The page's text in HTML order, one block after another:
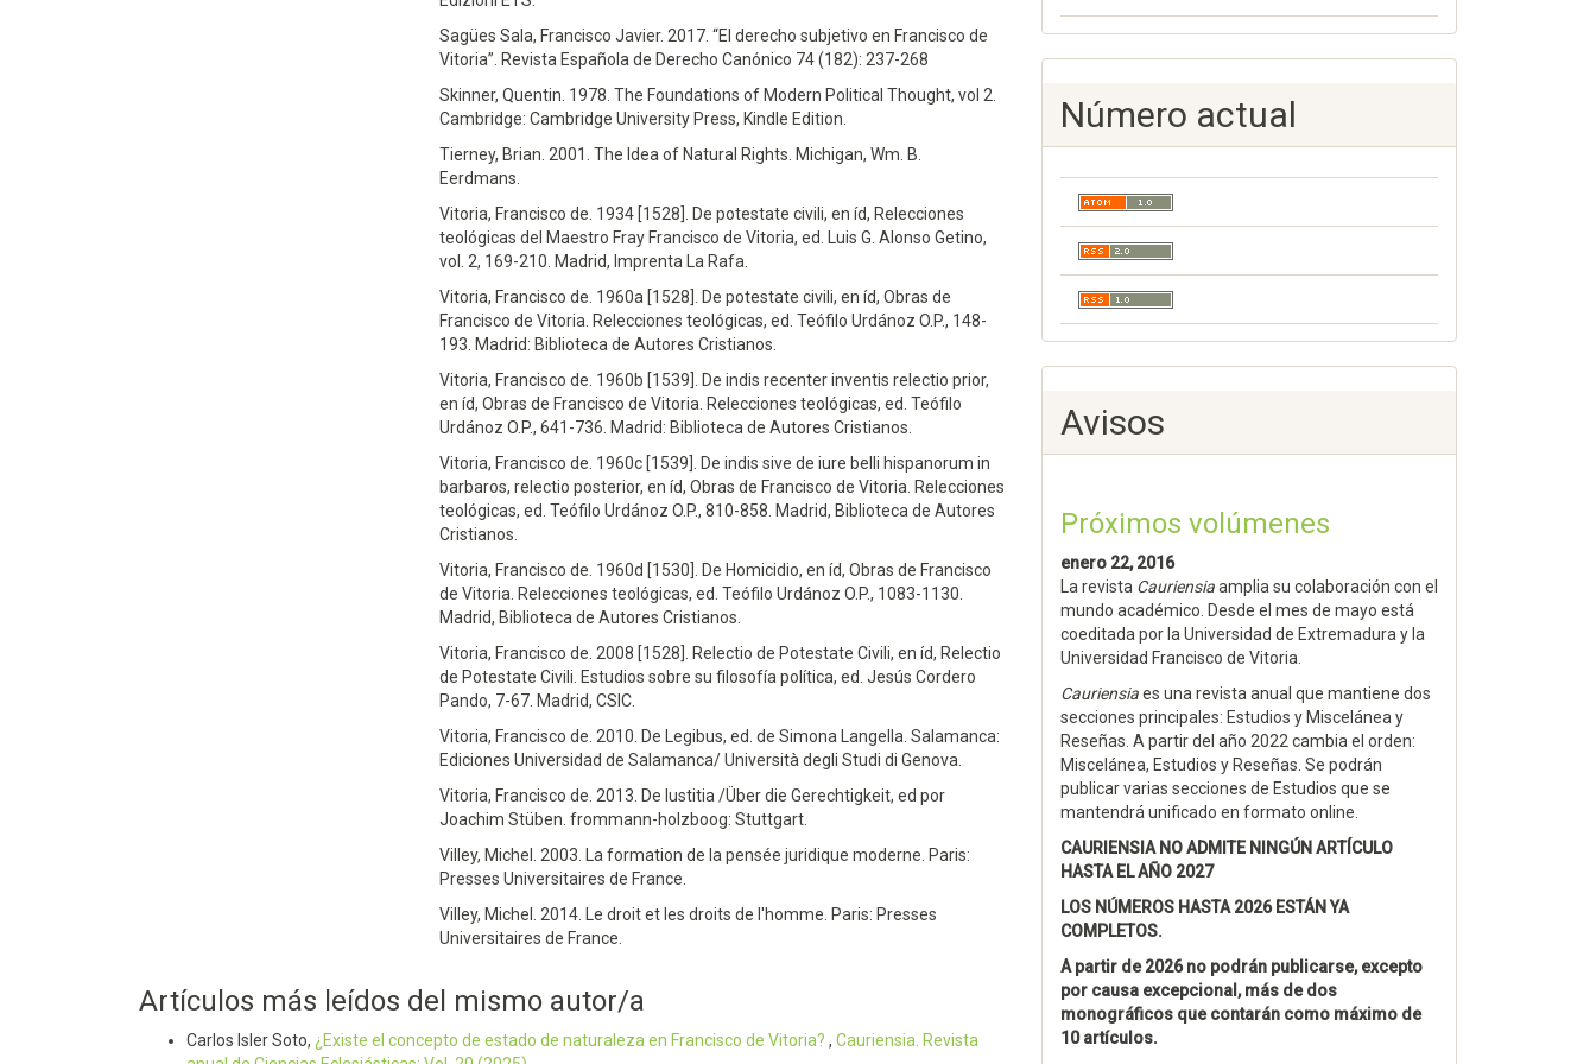
Sagües Sala, Francisco Javier. 2017. “El derecho subjetivo en Francisco de
Vitoria”. Revista Española de Derecho Canónico 74 (182): 237-268
Skinner, Quentin. 1978. The Foundations of Modern Political Thought, vol 2.
Cambridge: Cambridge University Press, Kindle Edition.
Tierney, Brian. 2001. The Idea of Natural Rights. Michigan, Wm. B.
Eerdmans.
Vitoria, Francisco de. 1934 [1528]. De potestate civili, en íd, Relecciones
teológicas del Maestro Fray Francisco de Vitoria, ed. Luis G. Alonso Getino,
vol. 2, 169-210. Madrid, Imprenta La Rafa.
Vitoria, Francisco de. 1960a [1528]. De potestate civili, en íd, Obras de
Francisco de Vitoria. Relecciones teológicas, ed. Teófilo Urdánoz O.P., 148-
193. Madrid: Biblioteca de Autores Cristianos.
Vitoria, Francisco de. 1960b [1539]. De indis recenter inventis relectio prior,
en íd, Obras de Francisco de Vitoria. Relecciones teológicas, ed. Teófilo
Urdánoz O.P., 641-736. Madrid: Biblioteca de Autores Cristianos.
Vitoria, Francisco de. 1960c [1539]. De indis sive de iure belli hispanorum in
barbaros, relectio posterior, en íd, Obras de Francisco de Vitoria. Relecciones
teológicas, ed. Teófilo Urdánoz O.P., 810-858. Madrid, Biblioteca de Autores
Cristianos.
Vitoria, Francisco de. 1960d [1530]. De Homicidio, en íd, Obras de Francisco
de Vitoria. Relecciones teológicas, ed. Teófilo Urdánoz O.P., 1083-1130.
Madrid, Biblioteca de Autores Cristianos.
Vitoria, Francisco de. 2008 [1528]. Relectio de Potestate Civili, en íd, Relectio
de Potestate Civili. Estudios sobre su filosofía política, ed. Jesús Cordero
Pando, 7-67. Madrid, CSIC.
Vitoria, Francisco de. 2010. De Legibus, ed. de Simona Langella. Salamanca:
Ediciones Universidad de Salamanca/ Università degli Studi di Genova.
Vitoria, Francisco de. 2013. De Iustitia /Über die Gerechtigkeit, ed por
Joachim Stüben. frommann-holzboog: Stuttgart.
Villey, Michel. 2003. La formation de la pensée juridique moderne. Paris:
Presses Universitaires de France.
Villey, Michel. 2014. Le droit et les droits de l'homme. Paris: Presses
Universitaires de France.
Artículos más leídos del mismo autor/a
Carlos Isler Soto, ¿Existe el concepto de estado de naturaleza en Francisco de Vitoria? , Cauriensia. Revista
Número actual
Avisos
Próximos volúmenes
enero 22, 2016
La revista Cauriensiaamplia su colaboración con el
mundo académico. Desde el mes de mayo está
coeditada por la Universidad de Extremadura y la
Universidad Francisco de Vitoria.
Cauriensiaes una revista anual que mantiene dos
secciones principales: Estudios y Miscelánea y
Reseñas. A partir del año 2022 cambia el orden:
Miscelánea, Estudios y Reseñas. Se podrán
publicar varias secciones de Estudios que se
mantendrá unificado en formato online.
CAURIENSIA NO ADMITE NINGÚN ARTÍCULO
HASTA EL AÑO 2027
LOS NÚMEROS HASTA 2026 ESTÁN YA
COMPLETOS.
A partir de 2026 no podrán publicarse, excepto
por causa excepcional, más de dos
monográficos que contarán como máximo de
10 artículos.